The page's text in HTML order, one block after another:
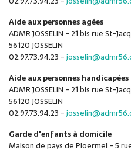
Aide aux personnes agées
ADMR JOSSELIN - 21 bis rue St-
56120 JOSSELIN
02.97.73.94.23 -
Aide aux personnes handicapées
ADMR JOSSELIN - 21 bis rue St-
56120 JOSSELIN
02.97.73.94.23 -
Garde d'enfants à domicile
Maison de pays de Ploermel - 5